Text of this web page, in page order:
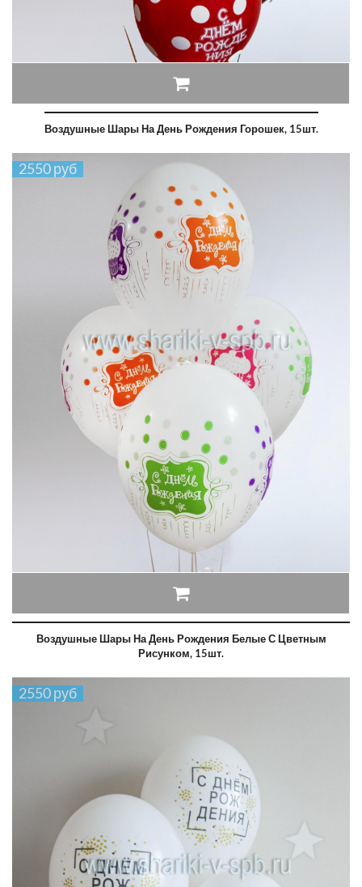
Воздушные Шары На День Рождения Горошек, 15шт.
2550 руб
Воздушные Шары На День Рождения Белые С Цветным
Рисунком, 15шт.
2550 руб